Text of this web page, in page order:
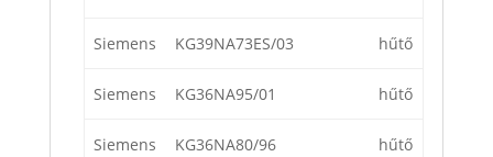
Siemens KG39NA73ES/03 hűtő
Siemens KG36NA95/01 hűtő
Siemens KG36NA80/96 hűtő